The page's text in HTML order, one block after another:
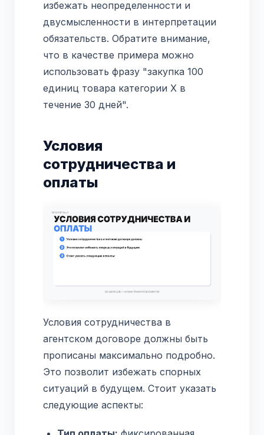
избежать неопределенности и
двусмысленности в интерпретации
обязательств. Обратите внимание,
что в качестве примера можно
использовать фразу "закупка 100
единиц товара категории Х в
течение 30 дней".
Условия
сотрудничества и
оплаты
Условия сотрудничества в
агентском договоре должны быть
прописаны максимально подробно.
Это позволит избежать спорных
ситуаций в будущем. Стоит указать
следующие аспекты: